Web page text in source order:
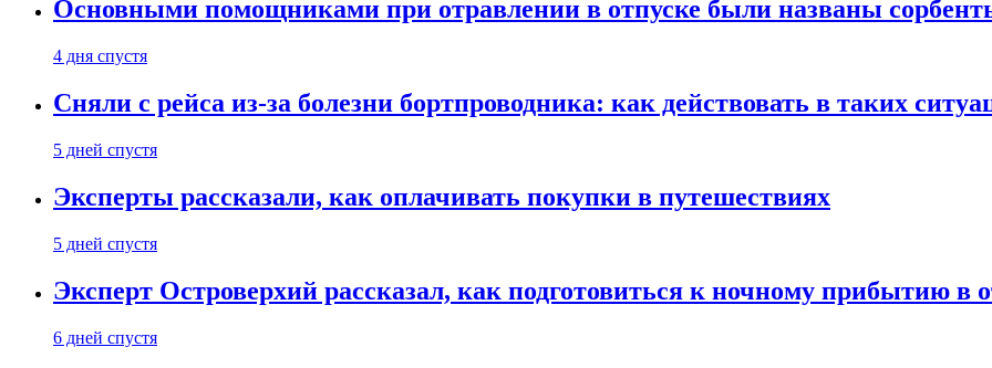
Основными помощниками при отравлении в отпуске были названы
4 дня спустя
Сняли с рейса из-за болезни бортпроводника: как действовать в таких
5 дней спустя
Эксперты рассказали, как оплачивать покупки в путешествиях
5 дней спустя
Эксперт Островерхий рассказал, как подготовиться к ночному прибытию в
6 дней спустя